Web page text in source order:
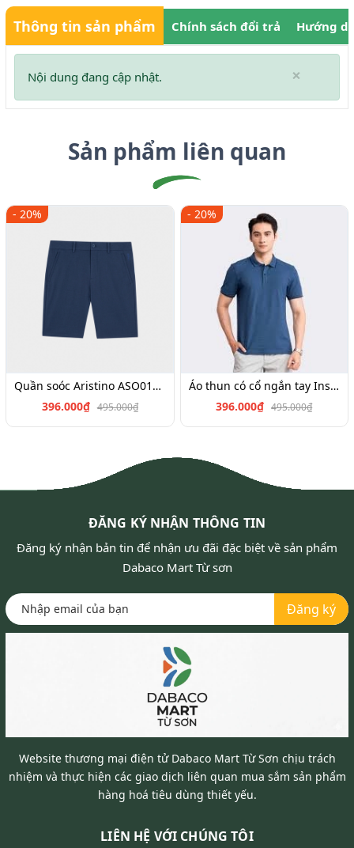
Thông tin sản phẩm Chính sách đổi trả Hướng
×
Nội dung đang cập nhật.
Sản phẩm liên quan
- 20%
Quần soóc Aristino ASO017S3,Insidemen SO026S3,ISO025S3
396.000₫ 495.000₫
- 20%
Áo thun có cổ ngắn tay Insidemen IPS040S3, IPS034S3,IPS022S3,IPS019S3,IPS064S2
396.000₫ 495.000₫
ĐĂNG KÝ NHẬN THÔNG TIN
Đăng ký nhận bản tin để nhận ưu đãi đặc biệt về sản phẩm
Dabaco Mart Từ sơn
Đăng ký
Website thương mại điện tử Dabaco Mart Từ Sơn chịu trách
nhiệm và thực hiện các giao dịch liên quan mua sắm sản phẩm
hàng hoá tiêu dùng thiết yếu.
LIÊN HỆ VỚI CHÚNG TÔI